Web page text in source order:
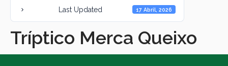
Last Updated 17 Abril, 2026
Tríptico Merca Queixo